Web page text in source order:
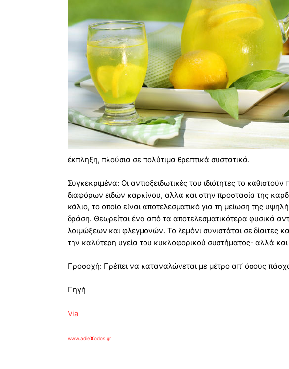
έκπληξη, πλούσια σε πολύτιμα θρεπτικά συστατικά.
Συγκεκριμένα: Οι αντιοξειδωτικές του ιδιότητες το
διαφόρων ειδών καρκίνου, αλλά και στην προστασία της
κάλιο, το οποίο είναι αποτελεσματικό για τη μείωση της
δράση. Θεωρείται ένα από τα αποτελεσματικότερα φυσικά
λοιμώξεων και φλεγμονών. Το λεµόνι συνιστάται σε δίαιτες
την καλύτερη υγεία του κυκλοφορικού συστήµατος- αλλά και
Προσοχή: Πρέπει να καταναλώνεται με μέτρο απ’ όσους
Πηγή
Via
www.adieXodos.gr